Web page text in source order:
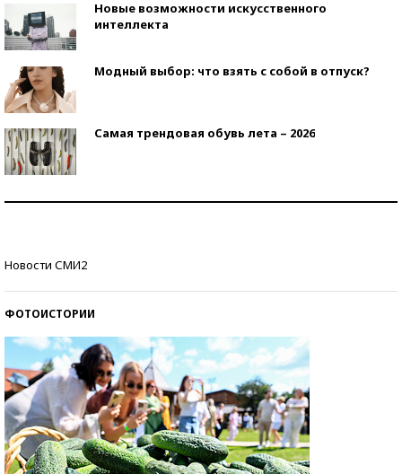
Новые возможности искусственного
интеллекта
Модный выбор: что взять с собой в отпуск?
Самая трендовая обувь лета – 2026
Новости СМИ2
ФОТОИСТОРИИ